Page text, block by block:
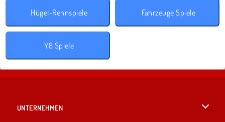
Hügel-Rennspiele Fahrzeuge Spiele
Y8 Spiele
UNTERNEHMEN